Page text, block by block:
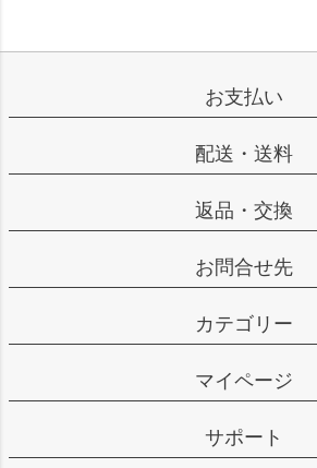
お支払い
配送・送料
返品・交換
お問合せ先
カテゴリー
マイページ
サポート